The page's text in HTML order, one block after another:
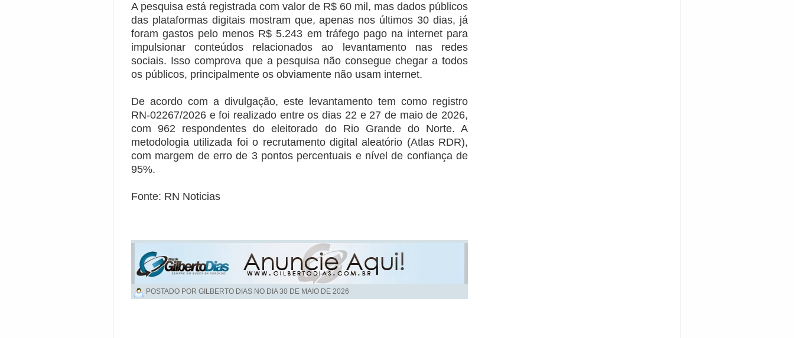
A pesquisa está registrada com valor de R$ 60 mil, mas dados públicos
das plataformas digitais mostram que, apenas nos últimos 30 dias, já
foram gastos pelo menos R$ 5.243 em tráfego pago na internet para
impulsionar conteúdos relacionados ao levantamento nas redes
sociais. Isso comprova que a pesquisa não consegue chegar a todos
os públicos, principalmente os obviamente não usam internet.
De acordo com a divulgação, este levantamento tem como registro
RN-02267/2026 e foi realizado entre os dias 22 e 27 de maio de 2026,
com 962 respondentes do eleitorado do Rio Grande do Norte. A
metodologia utilizada foi o recrutamento digital aleatório (Atlas RDR),
com margem de erro de 3 pontos percentuais e nível de confiança de
95%.
Fonte: RN Noticias
POSTADO POR GILBERTO DIAS NO DIA30 DE MAIO DE 2026